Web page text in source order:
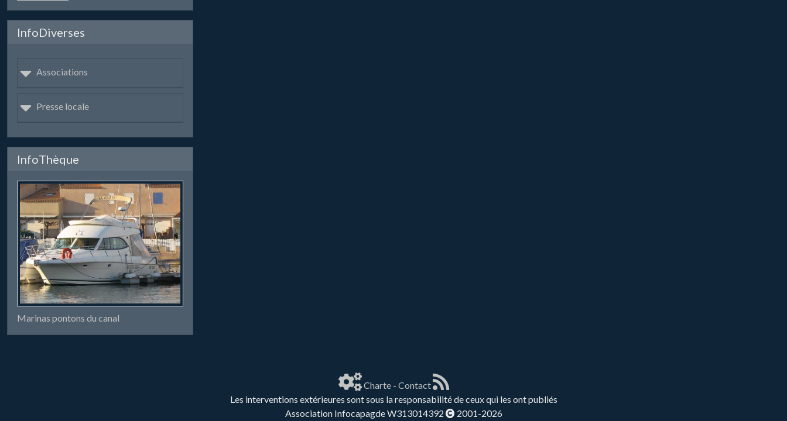
InfoDiverses
Associations
Presse locale
InfoThèque
Marinas pontons du canal
Charte- Contact
Les interventions extérieures sont sous la responsabilité de ceux qui les ont publiés
Association Infocapagde W313014392
2001-2026